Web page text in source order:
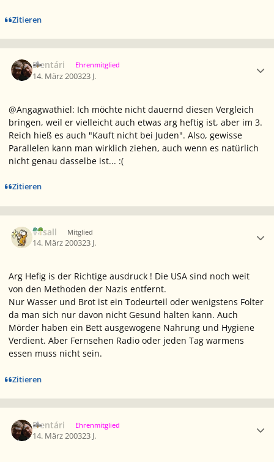
Zitieren
Elentári Ehrenmitglied
14. März 200323 J.
@Angagwathiel: Ich möchte nicht dauernd diesen Vergleich
bringen, weil er vielleicht auch etwas arg heftig ist, aber im 3.
Reich hieß es auch "Kauft nicht bei Juden". Also, gewisse
Parallelen kann man wirklich ziehen, auch wenn es natürlich
nicht genau dasselbe ist... :(
Zitieren
Vasall Mitglied
14. März 200323 J.
Arg Hefig is der Richtige ausdruck ! Die USA sind noch weit
von den Methoden der Nazis entfernt.
Nur Wasser und Brot ist ein Todeurteil oder wenigstens Folter
da man sich nur davon nicht Gesund halten kann. Auch
Mörder haben ein Bett ausgewogene Nahrung und Hygiene
Verdient. Aber Fernsehen Radio oder jeden Tag warmens
essen muss nicht sein.
Zitieren
Elentári Ehrenmitglied
14. März 200323 J.